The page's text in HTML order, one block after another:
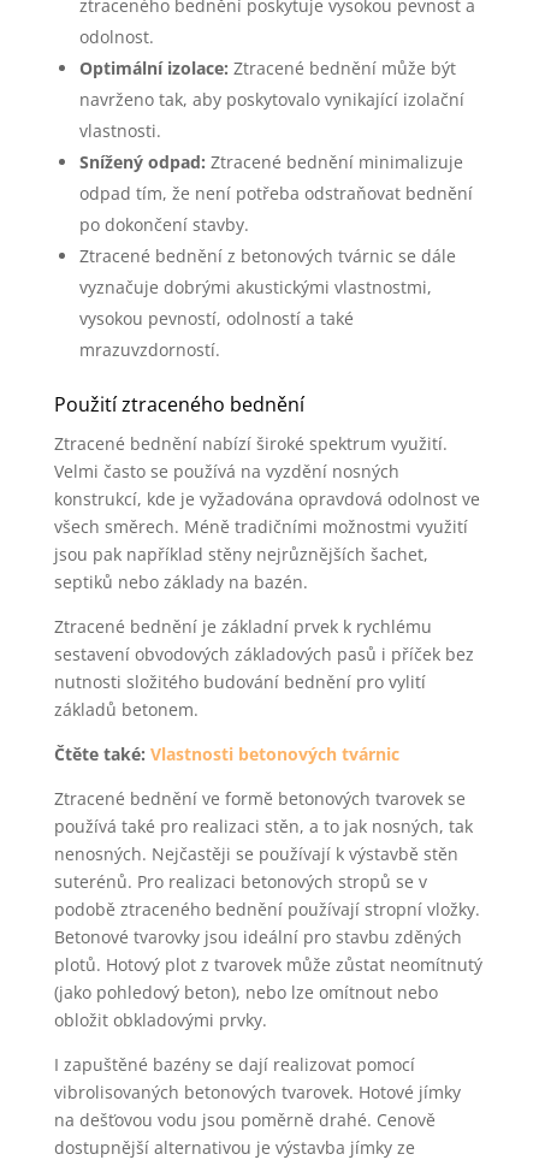
ztraceného bednění poskytuje vysokou pevnost a
odolnost.
Optimální izolace: Ztracené bednění může být
navrženo tak, aby poskytovalo vynikající izolační
vlastnosti.
Snížený odpad: Ztracené bednění minimalizuje
odpad tím, že není potřeba odstraňovat bednění
po dokončení stavby.
Ztracené bednění z betonových tvárnic se dále
vyznačuje dobrými akustickými vlastnostmi,
vysokou pevností, odolností a také
mrazuvzdorností.
Použití ztraceného bednění
Ztracené bednění nabízí široké spektrum využití.
Velmi často se používá na vyzdění nosných
konstrukcí, kde je vyžadována opravdová odolnost ve
všech směrech. Méně tradičními možnostmi využití
jsou pak například stěny nejrůznějších šachet,
septiků nebo základy na bazén.
Ztracené bednění je základní prvek k rychlému
sestavení obvodových základových pasů i příček bez
nutnosti složitého budování bednění pro vylití
základů betonem.
Čtěte také: Vlastnosti betonových tvárnic
Ztracené bednění ve formě betonových tvarovek se
používá také pro realizaci stěn, a to jak nosných, tak
nenosných. Nejčastěji se používají k výstavbě stěn
suterénů. Pro realizaci betonových stropů se v
podobě ztraceného bednění používají stropní vložky.
Betonové tvarovky jsou ideální pro stavbu zděných
plotů. Hotový plot z tvarovek může zůstat neomítnutý
(jako pohledový beton), nebo lze omítnout nebo
obložit obkladovými prvky.
I zapuštěné bazény se dají realizovat pomocí
vibrolisovaných betonových tvarovek. Hotové jímky
na dešťovou vodu jsou poměrně drahé. Cenově
dostupnější alternativou je výstavba jímky ze